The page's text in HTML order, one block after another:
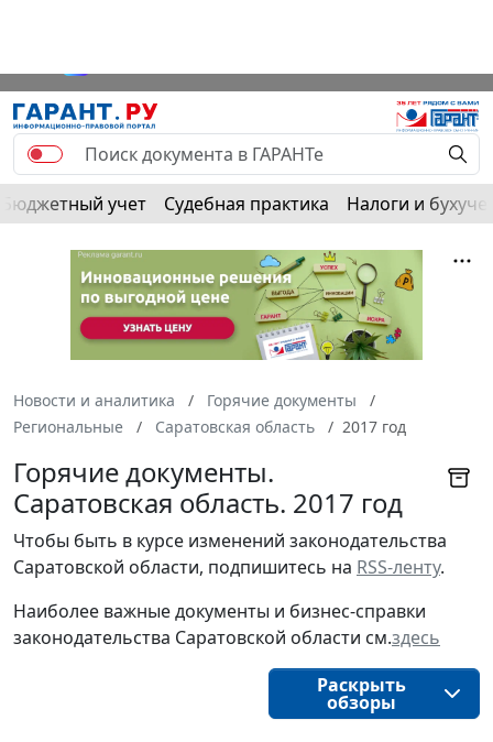
Бюджетный учет Судебная практика Налоги и
Новости и аналитика
Горячие документы
Региональные
Саратовская область 2017 год
Горячие документы.
Саратовская область. 2017 год
Чтобы быть в курсе изменений законодательства
Саратовской области, подпишитесь на RSS-ленту.
Наиболее важные документы и бизнес-справки
законодательства Саратовской области см.здесь
Раскрыть
обзоры